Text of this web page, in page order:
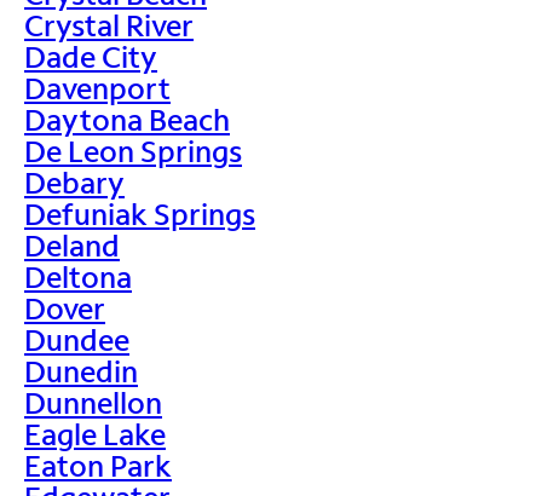
Crystal River
Dade City
Davenport
Daytona Beach
De Leon Springs
Debary
Defuniak Springs
Deland
Deltona
Dover
Dundee
Dunedin
Dunnellon
Eagle Lake
Eaton Park